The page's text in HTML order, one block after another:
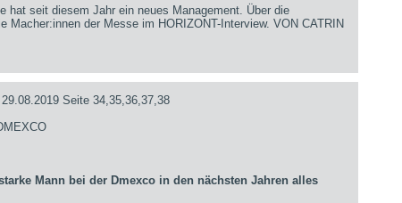
hat seit diesem Jahr ein neues Management. Über die
Macher:innen der Messe im HORIZONT-Interview. VON CATRIN
Seite 34,35,36,37,38
Mann bei der Dmexco in den nächsten Jahren alles